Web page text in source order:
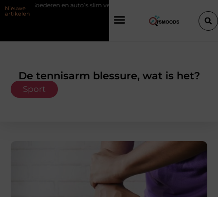
Nieuwe
artikelen
en auto’s slim verplaatsen met twee liften naast elkaar
De tennisarm blessure, wat is het?
Sport